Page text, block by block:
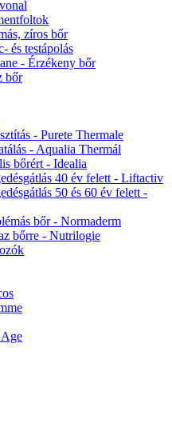
zíros bőr
és testápolás
- Érzékeny bőr
bőr
- Purete Thermale
- Aqualia Thermál
bőrért - Idealia
40 év felett - Liftactiv
50 és 60 év felett -
bőr - Normaderm
bőrre - Nutrilogie